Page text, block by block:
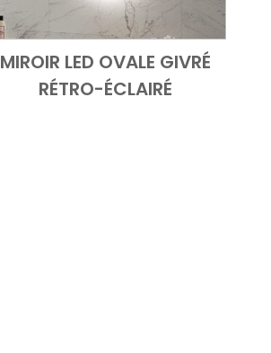
Add to CartVue d'ensemble
MIROIR LED OVALE GIVRÉ
RÉTRO-ÉCLAIRÉ